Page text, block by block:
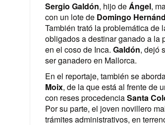
Sergio Galdón, hijo deÁngel,
con un lote de Domingo
También trató la problemática de
obligados a destinar ganado a la
en el coso de Inca. Galdón, dejó
ser ganadero en Mallorca.
En el reportaje, también se
Moix, de la que está al frente de
con reses procedenciaSanta
Por su parte, el joven novillero
trámites administrativos, en